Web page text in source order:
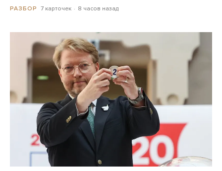
РАЗБОР 7 карточек 8 часов назад